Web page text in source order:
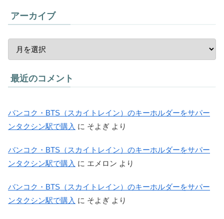
アーカイブ
最近のコメント
バンコク・BTS（スカイトレイン）のキーホルダーをサパー
ンタクシン駅で購入 に そよぎ より
バンコク・BTS（スカイトレイン）のキーホルダーをサパー
ンタクシン駅で購入 に エメロン より
バンコク・BTS（スカイトレイン）のキーホルダーをサパー
ンタクシン駅で購入 に そよぎ より